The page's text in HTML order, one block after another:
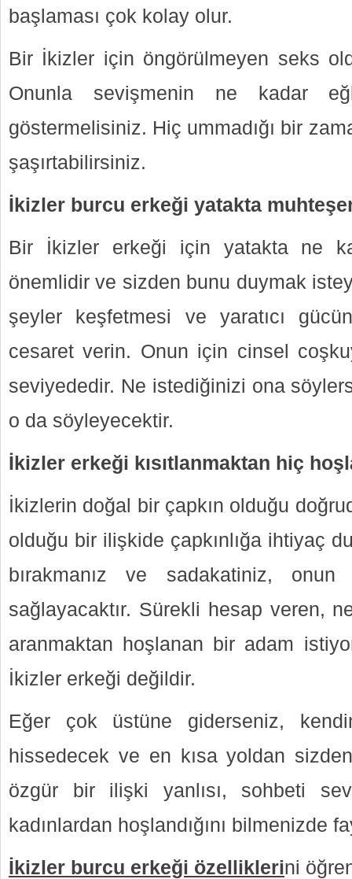
başlaması çok kolay olur.
Bir İkizler için öngörülmeyen seks
Onunla sevişmenin ne kadar
göstermelisiniz. Hiç ummadığı bir
şaşırtabilirsiniz.
İkizler burcu erkeği yatakta
Bir İkizler erkeği için yatakta ne
önemlidir ve sizden bunu duymak
şeyler keşfetmesi ve yaratıcı
cesaret verin. Onun için cinsel
seviyededir. Ne istediğinizi ona
o da söyleyecektir.
İkizler erkeği kısıtlanmaktan hiç
İkizlerin doğal bir çapkın olduğu
olduğu bir ilişkide çapkınlığa ihtiyaç
bırakmanız ve sadakatiniz, onun
sağlayacaktır. Sürekli hesap veren,
aranmaktan hoşlanan bir adam
İkizler erkeği değildir.
Eğer çok üstüne giderseniz,
hissedecek ve en kısa yoldan
özgür bir ilişki yanlısı, sohbeti
kadınlardan hoşlandığını bilmenizde
İkizler burcu erkeği özelliklerini